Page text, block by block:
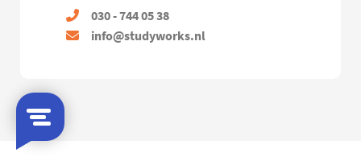
030 - 744 05 38
info@studyworks.nl